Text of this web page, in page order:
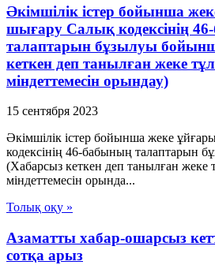
Әкімшілік істер бойынша
шығару Салық кодексінің
талаптарын бұзылуы
кеткен деп танылған жеке
міндеттемесін орындау)
15 сентября 2023
Әкімшілік істер бойынша жеке
кодексінің 46-бабының талаптарын
(Хабарсыз кеткен деп танылған жеке
міндеттемесін орында...
Толық оқу »
Азаматты хабар-ошарсыз
сотқа арыз